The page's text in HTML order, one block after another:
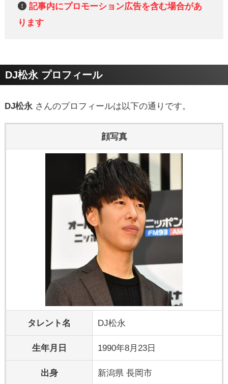
記事内にプロモーション広告を含む場合があ
ります
DJ松永 プロフィール
DJ松永 さんのプロフィールは以下の通りです。
顔写真
タレント名 DJ松永
生年月日 1990年8月23日
出身 新潟県 長岡市